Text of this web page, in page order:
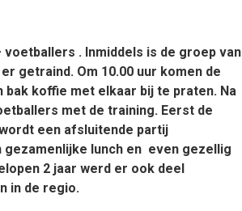
voetballers . Inmiddels is de groep van
getraind. Om 10.00 uur komen de
koffie met elkaar bij te praten. Na
met de training. Eerst de
een afsluitende partij
gezamenlijke lunch en even gezellig
2 jaar werd er ook deel
in de regio.